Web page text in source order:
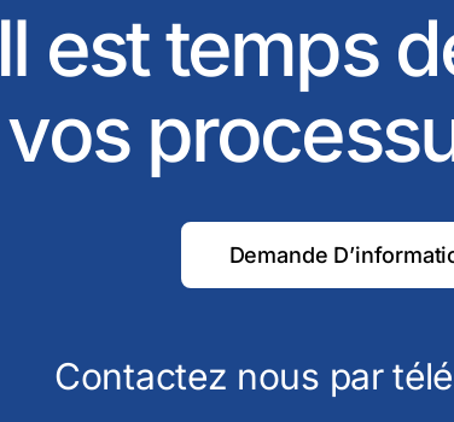
Il est temps
vos
Demande
Contactez nous par